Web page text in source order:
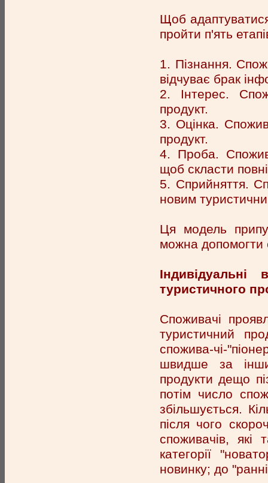
Щоб
пройти п'ять
1. Пізнання.
відчуває брак
2. Інтерес.
продукт.
3. Оцінка.
продукт.
4. Проба.
щоб скласти
5. Сприйняття.
новим
Ця модель
можна допомогти
туристичного
Споживачі
туристичний
спожива-чі-
швидше за
продукти дещо
потім число
збільшується.
після чого
споживачів,
категорії
новинку; до